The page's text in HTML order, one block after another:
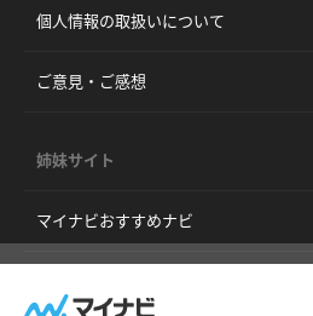
個人情報の取扱いについて
ご意見・ご感想
姉妹サイト
マイナビおすすめナビ